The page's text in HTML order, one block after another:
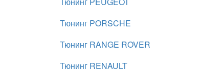
Тюнинг PORSCHE
Тюнинг RANGE ROVER
Тюнинг RENAULT